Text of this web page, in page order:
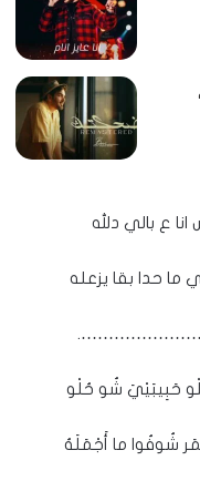
انا ع بالي دلله
ما حدا بقا يزعله
حَبِيبَيْيَ شُو حُلْو
شُوفُوا ما أَجْمَلَهُ